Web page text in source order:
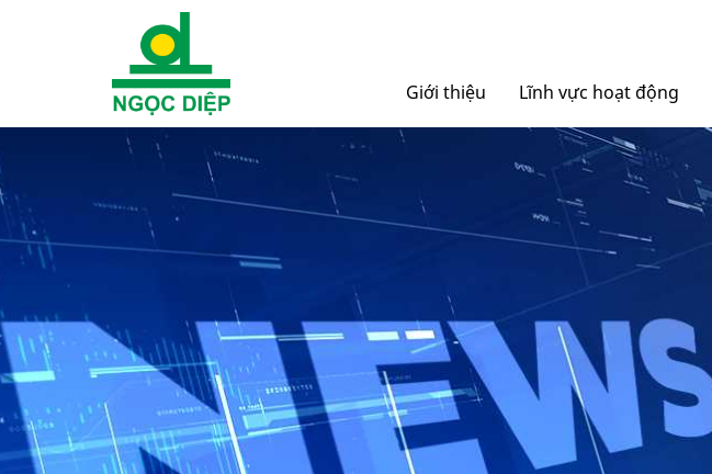
Giới thiệu Lĩnh vực hoạt động
Nội thất Ngọc Diệp
Bao bì Ngọc Diệp
NGOCDIEPWINDOW